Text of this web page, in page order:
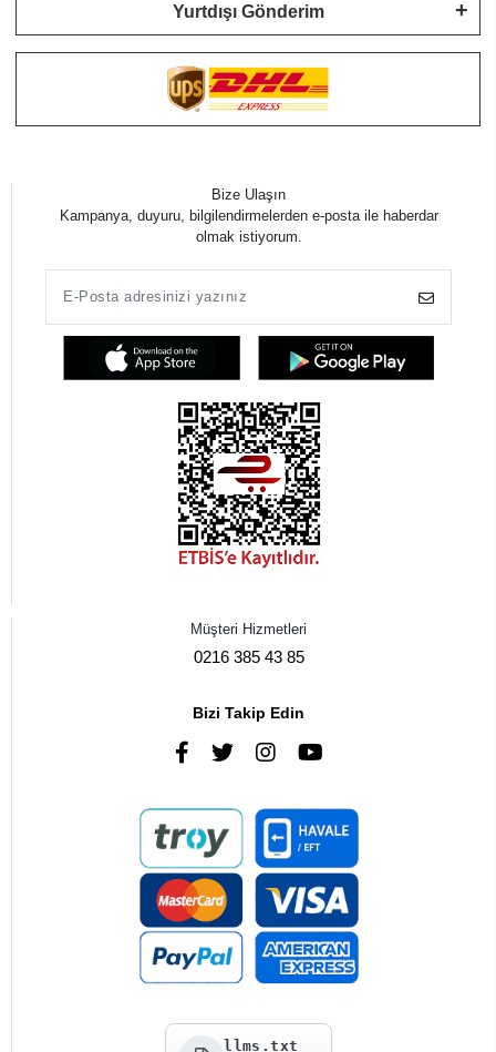
Yurtdışı Gönderim
Bize Ulaşın
Kampanya, duyuru, bilgilendirmelerden e-posta ile haberdar
olmak istiyorum.
Müşteri Hizmetleri
0216 385 43 85
Bizi Takip Edin
llms.txt